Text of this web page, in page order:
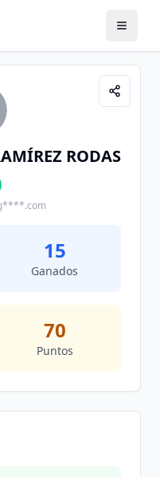
RODAS
15
Ganados
70
Puntos